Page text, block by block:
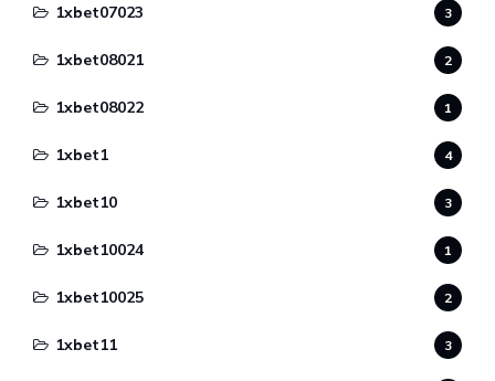
1xbet07023 3
1xbet08021 2
1xbet08022 1
1xbet1 4
1xbet10 3
1xbet10024 1
1xbet10025 2
1xbet11 3